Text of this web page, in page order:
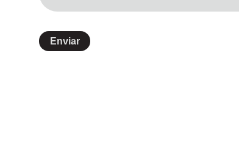
Enviar